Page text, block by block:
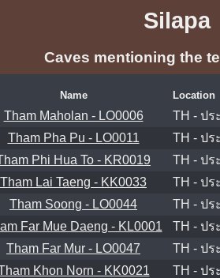
Silapa
Caves mentioning the
Name Location
Tham Maholan - LO0006 TH - ปร
Tham Pha Pu - LO0011
TH - ปร
Phi Hua To - KR0019
TH - ปร
Tham Lai Taeng - KK0033
TH - ปร
Tham Soong - LO0044
TH - ปร
Far Mue Daeng - KL0001
TH - ปร
Tham Far Mur - LO0047
TH - ปร
Khon Norn - KK0021
TH - ปร